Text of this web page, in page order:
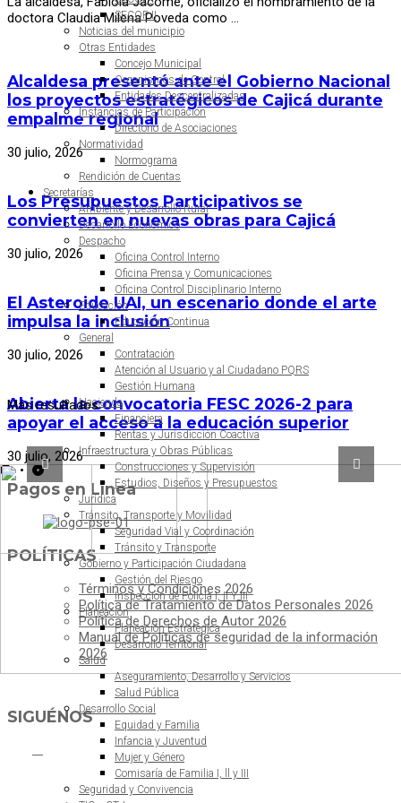
doctora Claudia Milena Poveda como …
Alcaldesa presentó ante el Gobierno Nacional
los proyectos estratégicos de Cajicá durante
empalme regional
30 julio, 2026
Los Presupuestos Participativos se
convierten en nuevas obras para Cajicá
30 julio, 2026
El Asteroide UAI, un escenario donde el arte
impulsa la inclusión
30 julio, 2026
Abierta la convocatoria FESC 2026-2 para
apoyar el acceso a la educación superior
30 julio, 2026
Pagos en Línea
POLÍTICAS
Términos y Condiciones 2026
Política de Tratamiento de Datos Personales 2026
Política de Derechos de Autor 2026
Manual de Políticas de seguridad de la información
2026
SIGUÉNOS
Más resultados
SECOP II
Noticias del municipio
Otras Entidades
Concejo Municipal
Organismos de Control
Entidades Descentralizadas
Instancias de Participación
Directorio de Asociaciones
Normatividad
Normograma
Rendición de Cuentas
Secretarías
Ambiente y Desarrollo Rural
Desarrollo Económico
Despacho
Oficina Control Interno
Oficina Prensa y Comunicaciones
Oficina Control Disciplinario Interno
Educación
Educación Continua
General
Contratación
Atención al Usuario y al Ciudadano PQRS
Gestión Humana
Hacienda
Financiera
Rentas y Jurisdicción Coactiva
Infraestructura y Obras Públicas
Construcciones y Supervisión
Estudios, Diseños y Presupuestos
Jurídica
Tránsito, Transporte y Movilidad
Seguridad Vial y Coordinación
Tránsito y Transporte
Gobierno y Participación Ciudadana
Gestión del Riesgo
Inspección de Policía I, II Y III
Planeación
Planeación Estratégica
Desarrollo Territorial
Salud
Aseguramiento, Desarrollo y Servicios
Salud Pública
Desarrollo Social
Equidad y Familia
Infancia y Juventud
Mujer y Género
Comisaría de Familia I, ll y III
Seguridad y Convivencia